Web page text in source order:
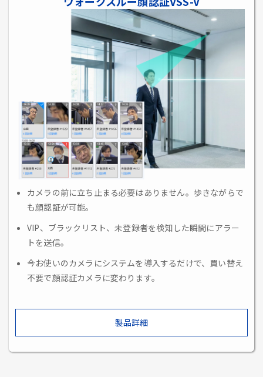
カメラの前に立ち止まる必要はありません。歩きながらで
も顔認証が可能。
VIP、ブラックリスト、未登録者を検知した瞬間にアラー
トを送信。
今お使いのカメラにシステムを導入するだけで、買い替え
不要で顔認証カメラに変わります。
製品詳細